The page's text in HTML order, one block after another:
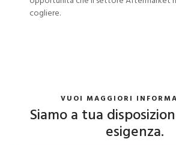
cogliere.
VUOI MAGGIORI
Siamo a tua
esigenza.